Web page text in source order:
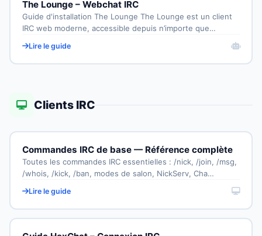
The Lounge – Webchat IRC
Guide d'installation The Lounge The Lounge est un client
IRC web moderne, accessible depuis n’importe que…
Lire le guide
Clients IRC
Commandes IRC de base — Référence complète
Toutes les commandes IRC essentielles : /nick, /join, /msg,
/whois, /kick, /ban, modes de salon, NickServ, Cha…
Lire le guide